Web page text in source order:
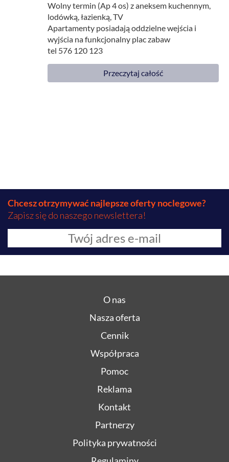
Wolny termin (Ap 4 os) z aneksem kuchennym,
lodówką, łazienką, TV
Apartamenty posiadają oddzielne wejścia i
wyjścia na funkcjonalny plac zabaw
tel 576 120 123
Przeczytaj całość
Chcesz otrzymywać najlepsze oferty noclegowe?
Zapisz się do naszego newslettera!
O nas
Nasza oferta
Cennik
Współpraca
Pomoc
Reklama
Kontakt
Partnerzy
Polityka prywatności